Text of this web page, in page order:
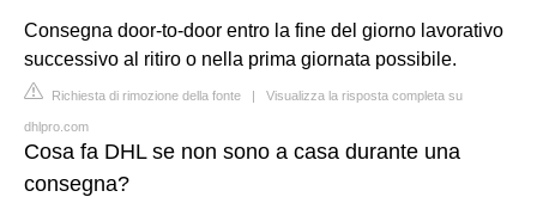
Consegna door-to-door entro la fine del giorno lavorativo
successivo al ritiro o nella prima giornata possibile.
Richiesta di rimozione della fonte | Visualizza la risposta completa su
dhlpro.com
Cosa fa DHL se non sono a casa durante una
consegna?